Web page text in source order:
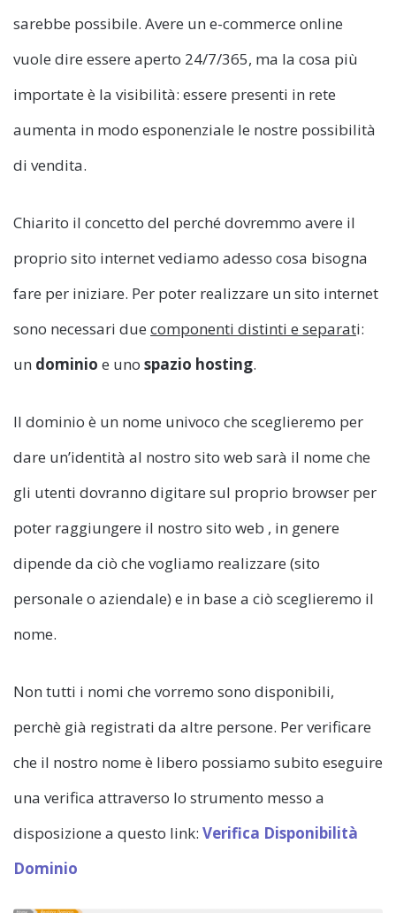
sarebbe possibile. Avere un e-commerce online
vuole dire essere aperto 24/7/365, ma la cosa più
importate è la visibilità: essere presenti in rete
aumenta in modo esponenziale le nostre possibilità
di vendita.
Chiarito il concetto del perché dovremmo avere il
proprio sito internet vediamo adesso cosa bisogna
fare per iniziare. Per poter realizzare un sito internet
sono necessari due componenti distinti e separati:
un dominio e uno spazio hosting.
Il dominio è un nome univoco che sceglieremo per
dare un’identità al nostro sito web sarà il nome che
gli utenti dovranno digitare sul proprio browser per
poter raggiungere il nostro sito web , in genere
dipende da ciò che vogliamo realizzare (sito
personale o aziendale) e in base a ciò sceglieremo il
nome.
Non tutti i nomi che vorremo sono disponibili,
perchè già registrati da altre persone. Per verificare
che il nostro nome è libero possiamo subito eseguire
una verifica attraverso lo strumento messo a
disposizione a questo link: Verifica Disponibilità
Dominio